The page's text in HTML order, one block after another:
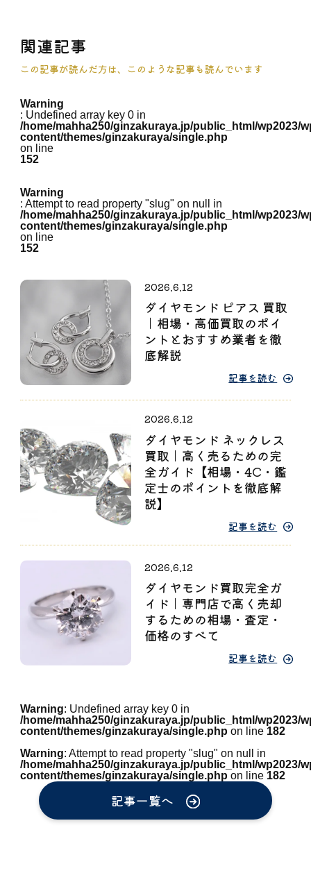
関連記事
この記事が読んだ方は、このような記事も読んでいます
Warning
: Undefined array key 0 in
/home/mahha250/ginzakuraya.jp/public_html/wp2023/
content/themes/ginzakuraya/single.php
on line
152
Warning
: Attempt to read property "slug" on null in
/home/mahha250/ginzakuraya.jp/public_html/wp2023/
content/themes/ginzakuraya/single.php
on line
152
2026.6.12
ダイヤモンド ピアス 買取
｜相場・高価買取のポイ
ントとおすすめ業者を徹
底解説
記事を読む
2026.6.12
ダイヤモンド ネックレス
買取｜高く売るための完
全ガイド【相場・4C・鑑
定士のポイントを徹底解
説】
記事を読む
2026.6.12
ダイヤモンド買取完全ガ
イド｜専門店で高く売却
するための相場・査定・
価格のすべて
記事を読む
Warning: Undefined array key 0 in
/home/mahha250/ginzakuraya.jp/public_html/wp2023/
content/themes/ginzakuraya/single.php on line 182
Warning: Attempt to read property "slug" on null in
/home/mahha250/ginzakuraya.jp/public_html/wp2023/
content/themes/ginzakuraya/single.php on line 182
記事一覧へ